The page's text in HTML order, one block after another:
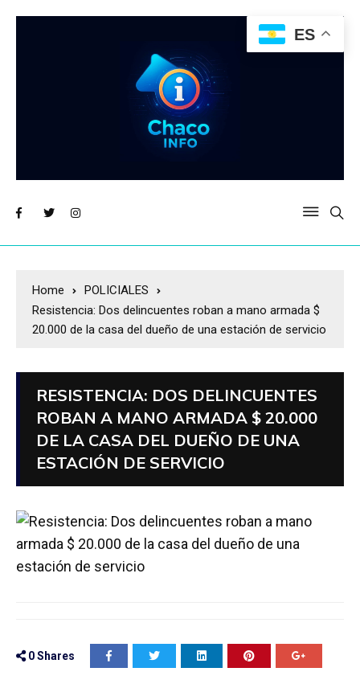
Home
POLICIALES
Resistencia: Dos delincuentes roban a mano armada $
20.000 de la casa del dueño de una estación de servicio
RESISTENCIA: DOS DELINCUENTES
ROBAN A MANO ARMADA $ 20.000
DE LA CASA DEL DUEÑO DE UNA
ESTACIÓN DE SERVICIO
0Shares
ES